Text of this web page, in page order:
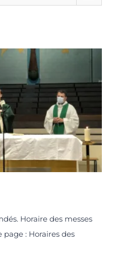
Horaire des messes
page : Horaires des